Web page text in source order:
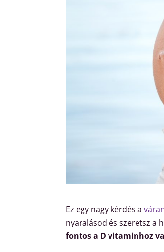
Ez egy nagy kérdés a
nyaralásod és szeretsz a
fontos a D vitaminhoz